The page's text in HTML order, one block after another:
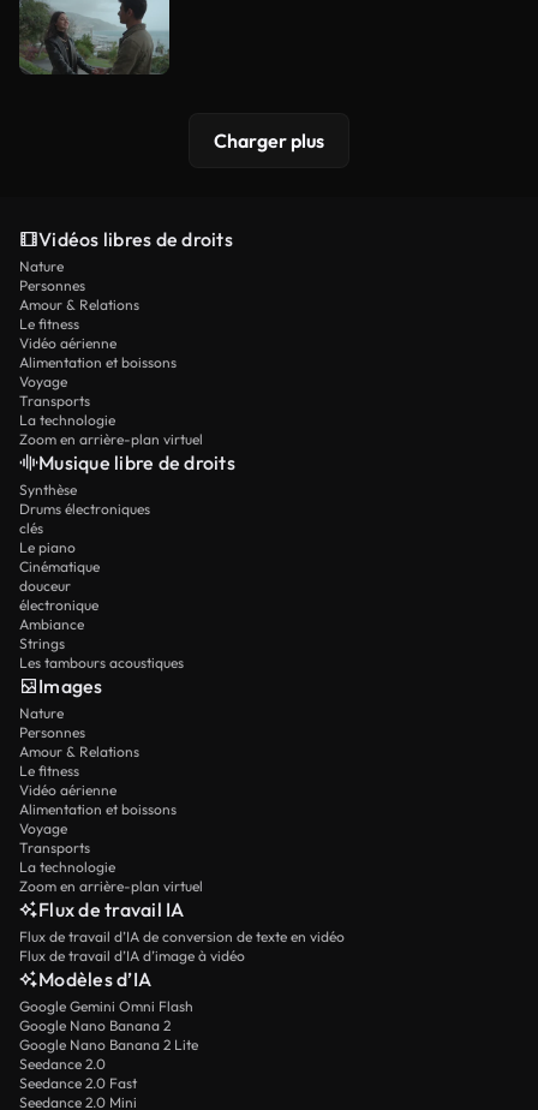
Charger plus
Vidéos libres de droits
Nature
Personnes
Amour & Relations
Le fitness
Vidéo aérienne
Alimentation et boissons
Voyage
Transports
La technologie
Zoom en arrière-plan virtuel
Musique libre de droits
Synthèse
Drums électroniques
clés
Le piano
Cinématique
douceur
électronique
Ambiance
Strings
Les tambours acoustiques
Images
Nature
Personnes
Amour & Relations
Le fitness
Vidéo aérienne
Alimentation et boissons
Voyage
Transports
La technologie
Zoom en arrière-plan virtuel
Flux de travail IA
Flux de travail d’IA de conversion de texte en vidéo
Flux de travail d’IA d’image à vidéo
Modèles d’IA
Google Gemini Omni Flash
Google Nano Banana 2
Google Nano Banana 2 Lite
Seedance 2.0
Seedance 2.0 Fast
Seedance 2.0 Mini